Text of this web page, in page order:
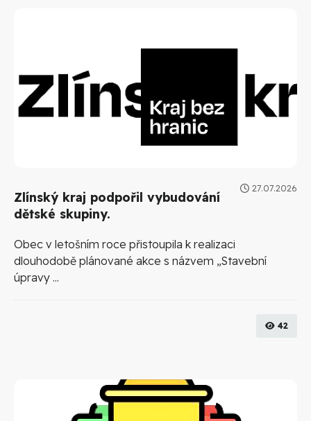
27.07.2026
Zlínský kraj podpořil vybudování
dětské skupiny.
Obec v letošním roce přistoupila k realizaci
dlouhodobě plánované akce s názvem „Stavební
úpravy ...
42